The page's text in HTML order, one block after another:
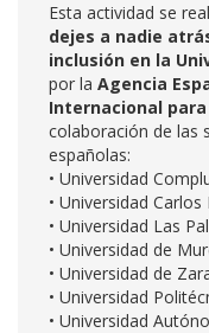
Esta actividad se
dejes a nadie
inclusión en la
por la Agencia
Internacional para
colaboración de las
españolas:
• Universidad
• Universidad
• Universidad Las
• Universidad de
• Universidad de
• Universidad
• Universidad